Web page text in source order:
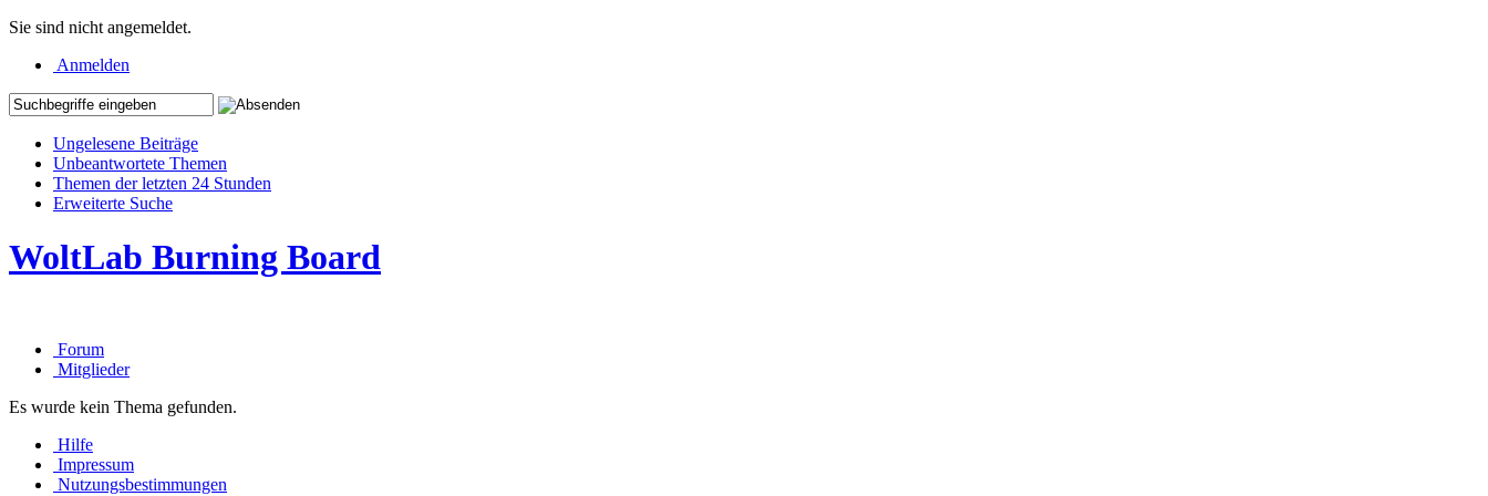
Sie sind nicht angemeldet.
Anmelden
Ungelesene Beiträge
Unbeantwortete Themen
Themen der letzten 24 Stunden
Erweiterte Suche
WoltLab Burning Board
Forum
Mitglieder
Es wurde kein Thema gefunden.
Hilfe
Impressum
Nutzungsbestimmungen